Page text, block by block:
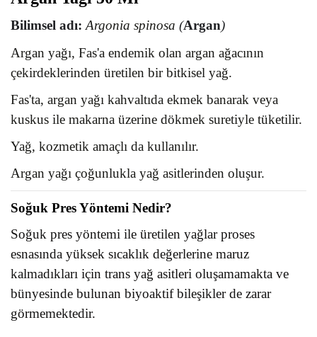
Bilimsel adı: Argonia spinosa (Argan)
Argan yağı, Fas'a endemik olan argan ağacının
çekirdeklerinden üretilen bir bitkisel yağ.
Fas'ta, argan yağı kahvaltıda ekmek banarak veya
kuskus ile makarna üzerine dökmek suretiyle tüketilir.
Yağ, kozmetik amaçlı da kullanılır.
Argan yağı çoğunlukla yağ asitlerinden oluşur.
Soğuk Pres Yöntemi Nedir?
Soğuk pres yöntemi ile üretilen yağlar proses
esnasında yüksek sıcaklık değerlerine maruz
kalmadıkları için trans yağ asitleri oluşamamakta ve
bünyesinde bulunan biyoaktif bileşikler de zarar
görmemektedir.